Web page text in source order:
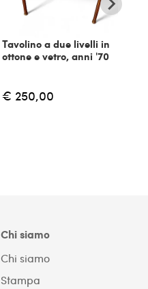
Tavolino a due livelli in
ottone e vetro, anni '70
€ 250,00
Chi siamo
Chi siamo
Stampa